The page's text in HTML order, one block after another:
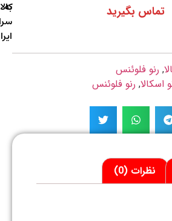
بگیرید
فلوئنس
,رنو فلوئنس
سراسر
نظرات (0)